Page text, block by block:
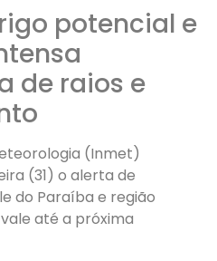
potencial e
de raios e
(Inmet)
(31) o alerta de
do Paraíba e região
até a próxima